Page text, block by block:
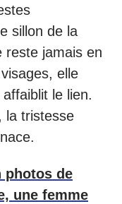
sillon de la
reste jamais en
elle
le lien.
la tristesse
photos de
une femme